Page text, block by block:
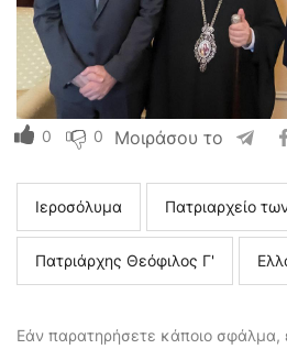
0 0 Μοιράσου το
Ιεροσόλυμα Πατριαρχείο
Πατριάρχης Θεόφιλος Γ'
Εάν παρατηρήσετε κάποιο σφάλμα,